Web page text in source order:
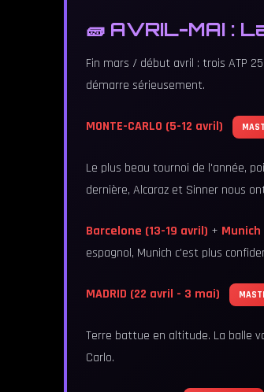
🧱 AVRIL-MAI :
Fin mars / début avril : trois ATP
démarre sérieusement.
MONTE-CARLO (5-12 avril)
Le plus beau tournoi de l'année,
dernière, Alcaraz et Sinner nous
Barcelone (13-19 avril) + Munich
espagnol, Munich c'est plus
MADRID (22 avril - 3 mai)
Terre battue en altitude. La balle
Carlo.